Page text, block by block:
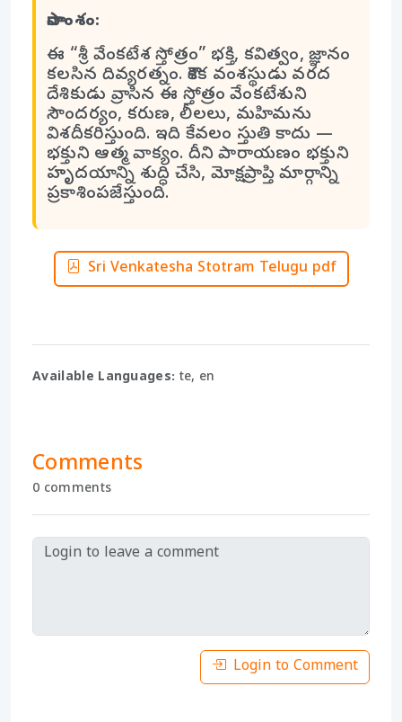
సారాంశం:
ఈ “శ్రీ వేంకటేశ స్తోత్రం” భక్తి, కవిత్వం, జ్ఞానం
కలసిన దివ్యరత్నం. కౌశిక వంశస్థుడు వరద
దేశికుడు వ్రాసిన ఈ స్తోత్రం వేంకటేశుని
సౌందర్యం, కరుణ, లీలలు, మహిమను
విశదీకరిస్తుంది. ఇది కేవలం స్తుతి కాదు —
భక్తుని ఆత్మ వాక్యం. దీని పారాయణం భక్తుని
హృదయాన్ని శుద్ధి చేసి, మోక్షప్రాప్తి మార్గాన్ని
ప్రకాశింపజేస్తుంది.
Sri Venkatesha Stotram Telugu pdf
Available Languages: te, en
Comments
0 comments
Login to Comment